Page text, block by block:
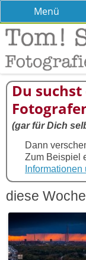
Tom!
Tipps und Tricks
Menü
Skip
content
Du
(gar für Dich
Dann
Zum Beispiel
diese